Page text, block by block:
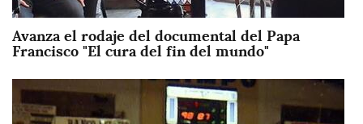
Avanza el rodaje del documental del Papa
Francisco "El cura del fin del mundo"